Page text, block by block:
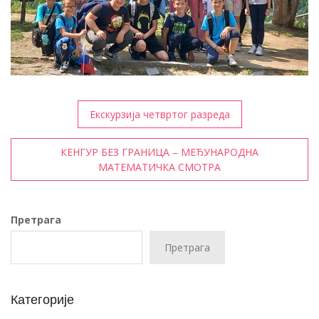
Кретање
чланка
Екскурзија четвртог разреда
КЕНГУР БЕЗ ГРАНИЦА – МЕЂУНАРОДНА
МАТЕМАТИЧКА СМОТРА
Претрага
Претрага
Категорије